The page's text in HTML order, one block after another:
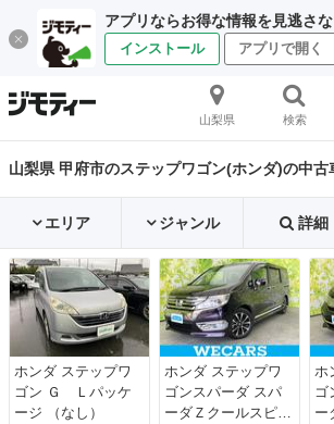
アプリならお得な情報を見逃さな
インストール アプリで開く
山梨県 検索
山梨県 甲府市のステップワゴン(ホンダ)の中古
エリア ジャンル 詳細
ホンダ ステップワ
ゴン Ｇ Ｌパッケ
ージ （なし）
ホンダ ステップワ
ゴンスパーダ スパ
ーダＺクールスピリ
ホ
ゴ
ー